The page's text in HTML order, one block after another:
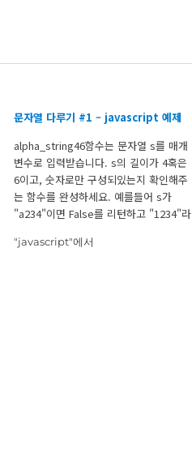
문자열 다루기 #1 – javascript 예제
alpha_string46함수는 문자열 s를 매개
변수로 입력받습니다. s의 길이가 4혹은
6이고, 숫자로만 구성되있는지 확인해주
는 함수를 완성하세요. 예를들어 s가
"a234"이면 False를 리턴하고 "1234"라
alpha_string46(s){ var result = true
"javascript"에서